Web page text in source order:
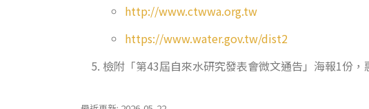
http://www.ctwwa.org.tw
https://www.water.gov.tw/dist2
檢附「第43屆自來水研究發表會微文通告」海報1份，